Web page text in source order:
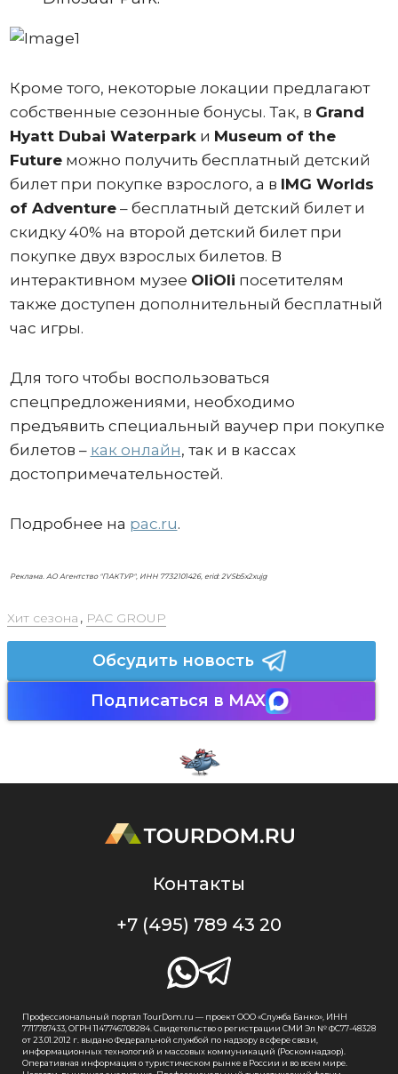
Кроме того, некоторые локации предлагают
собственные сезонные бонусы. Так, в Grand
Hyatt Dubai Waterparkи Museum of the
Futureможно получить бесплатный детский
билет при покупке взрослого, а в IMG Worlds
of Adventure– бесплатный детский билет и
скидку 40% на второй детский билет при
покупке двух взрослых билетов. В
интерактивном музее OliOli посетителям
также доступен дополнительный бесплатный
час игры.
Для того чтобы воспользоваться
спецпредложениями, необходимо
предъявить специальный ваучер при покупке
билетов – как онлайн, так и в кассах
достопримечательностей.
Подробнее на pac.ru.
Реклама. АО Агентство "ПАКТУР", ИНН 7732101426, erid: 2VSb5x2xujg
Хит сезона , PAC GROUP
Обсудить новость
Подписаться в MAX
Контакты
+7 (495) 789 43 20
Профессиональный портал TourDom.ru — проект ООО «Служба Банко», ИНН
7717787433, ОГРН 1147746708284. Свидетельство о регистрации СМИ Эл № ФС77-48328
от 23.01.2012 г. выдано Федеральной службой по надзору в сфере связи,
информационных технологий и массовых коммуникаций (Роскомнадзор).
Оперативная информация о туристическом рынке в России и во всем мире.